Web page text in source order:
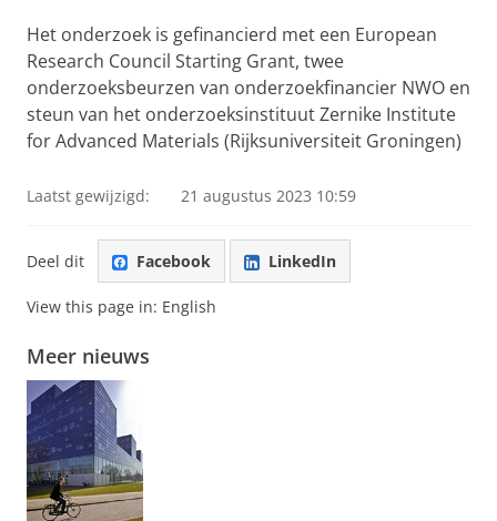
Het onderzoek is gefinancierd met een European
Research Council Starting Grant, twee
onderzoeksbeurzen van onderzoekfinancier NWO en
steun van het onderzoeksinstituut Zernike Institute
for Advanced Materials (Rijksuniversiteit Groningen)
Laatst gewijzigd: 21 augustus 2023 10:59
Deel dit Facebook LinkedIn
View this page in: English
Meer nieuws